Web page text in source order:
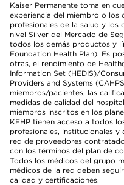
Kaiser Permanente toma en
experiencia del miembro o los
profesionales de la salud y los
nivel Silver del Mercado de
todos los demás productos y
Foundation Health Plan). Es
otras, el rendimiento de
Information Set (HEDIS)/
Providers and Systems
miembros/pacientes, las
medidas de calidad del
miembros inscritos en los
KFHP tienen acceso a todos
profesionales, institucionales
red de proveedores
con los términos del plan de
Todos los médicos del grupo
médicos de la red deben
calidad y certificaciones.